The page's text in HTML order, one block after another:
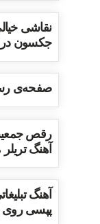
نقاشی
جکسون در
صفحه‌ی
رقص
آهنگ
آهنگ
پپسی روی